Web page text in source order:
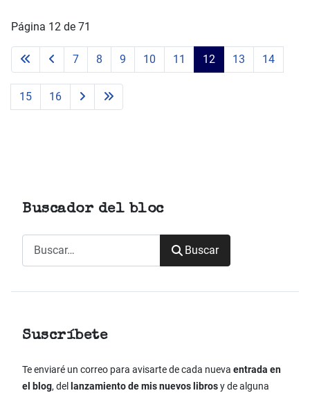
Página 12 de 71
7 8 9 10 11 12 13 14
15 16
Buscador del bloc
Buscar
Suscríbete
Te enviaré un correo para avisarte de cada nueva entrada en
el blog, del lanzamiento de mis nuevos librosy de alguna